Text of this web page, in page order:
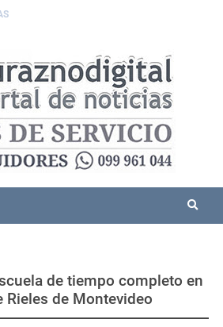
de tiempo completo en
Rieles de Montevideo